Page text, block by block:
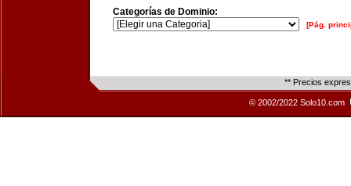
Categorías de Dominio:
[Pág.
** Precios
© 2002/2022 Solo10.com